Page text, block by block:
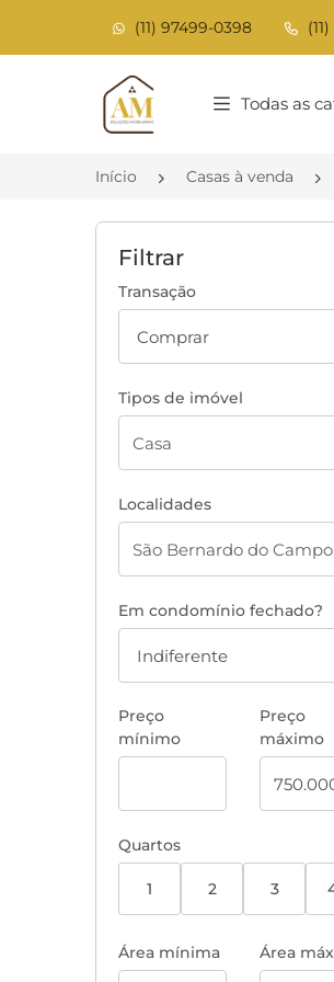
(11) 97499-0398
Página inicial
Todas as
Início Casas à venda
Filtrar
Transação
Tipos de imóvel
Localidades
Em condomínio fechado?
Preço
mínimo
Preço
máximo
Quartos
1 2 3
Área mínima Área